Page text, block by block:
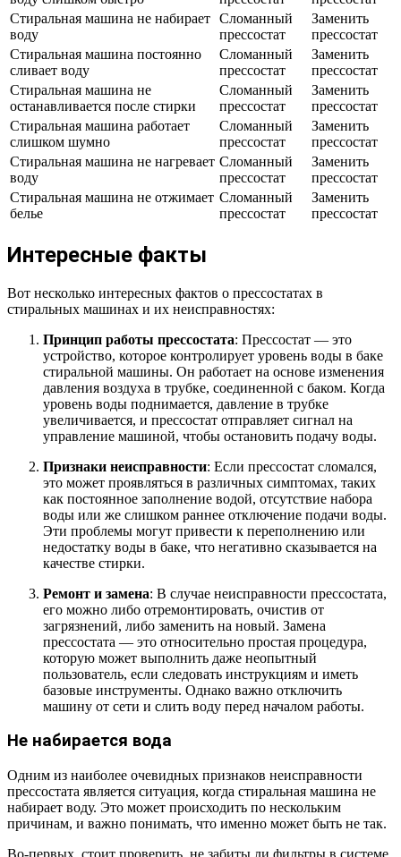
Стиральная машина не набирает
воду
Сломанный
прессостат
Заменить
прессостат
Стиральная машина постоянно
сливает воду
Сломанный
прессостат
Заменить
прессостат
Стиральная машина не
останавливается после стирки
Сломанный
прессостат
Заменить
прессостат
Стиральная машина работает
слишком шумно
Сломанный
прессостат
Заменить
прессостат
Стиральная машина не нагревает
воду
Сломанный
прессостат
Заменить
прессостат
Стиральная машина не отжимает
белье
Сломанный
прессостат
Заменить
прессостат
Интересные факты
Вот несколько интересных фактов о прессостатах в
стиральных машинах и их неисправностях:
Принцип работы прессостата: Прессостат — это
устройство, которое контролирует уровень воды в баке
стиральной машины. Он работает на основе изменения
давления воздуха в трубке, соединенной с баком. Когда
уровень воды поднимается, давление в трубке
увеличивается, и прессостат отправляет сигнал на
управление машиной, чтобы остановить подачу воды.
Признаки неисправности: Если прессостат сломался,
это может проявляться в различных симптомах, таких
как постоянное заполнение водой, отсутствие набора
воды или же слишком раннее отключение подачи воды.
Эти проблемы могут привести к переполнению или
недостатку воды в баке, что негативно сказывается на
качестве стирки.
Ремонт и замена: В случае неисправности прессостата,
его можно либо отремонтировать, очистив от
загрязнений, либо заменить на новый. Замена
прессостата — это относительно простая процедура,
которую может выполнить даже неопытный
пользователь, если следовать инструкциям и иметь
базовые инструменты. Однако важно отключить
машину от сети и слить воду перед началом работы.
Не набирается вода
Одним из наиболее очевидных признаков неисправности
прессостата является ситуация, когда стиральная машина не
набирает воду. Это может происходить по нескольким
причинам, и важно понимать, что именно может быть не так.
Во-первых, стоит проверить, не забиты ли фильтры в системе